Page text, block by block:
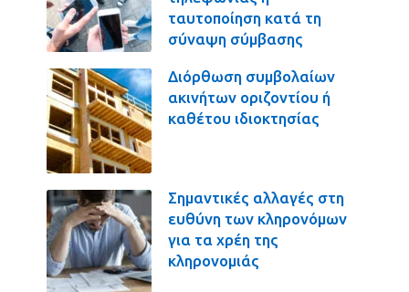
ταυτοποίηση κατά τη
σύναψη σύμβασης
Διόρθωση συμβολαίων
ακινήτων οριζοντίου ή
καθέτου ιδιοκτησίας
Σημαντικές αλλαγές στη
ευθύνη των κληρονόμων
για τα χρέη της
κληρονομιάς